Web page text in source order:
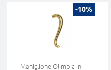
-10%
Maniglione Olimpia in